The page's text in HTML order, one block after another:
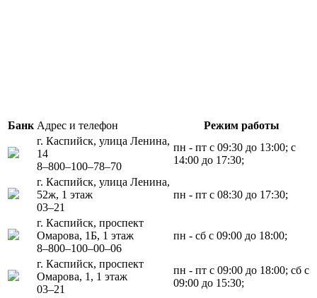
Банк Адрес и телефон
Режим работы
г. Каспийск, улица Ленина,
14
8‒800‒100‒78‒70
пн - пт с 09:30 до 13:00; с
14:00 до 17:30;
г. Каспийск, улица Ленина,
52ж, 1 этаж
03‒21
пн - пт с 08:30 до 17:30;
г. Каспийск, проспект
Омарова, 1Б, 1 этаж
8‒800‒100‒00‒06
пн - сб с 09:00 до 18:00;
г. Каспийск, проспект
Омарова, 1, 1 этаж
03‒21
пн - пт с 09:00 до 18:00; сб с
09:00 до 15:30;